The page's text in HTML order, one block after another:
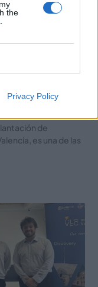
the
Privacy Policy
expandir su
de
es una de las